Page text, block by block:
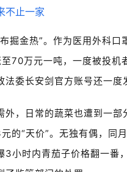
掘金热”。作为医用外科
70万元一吨，一度被投机
委长安剑官方账号还一度
外，日常的蔬菜也遭到一
的“天价”。无独有偶，同
3小时内青茄子价格翻一